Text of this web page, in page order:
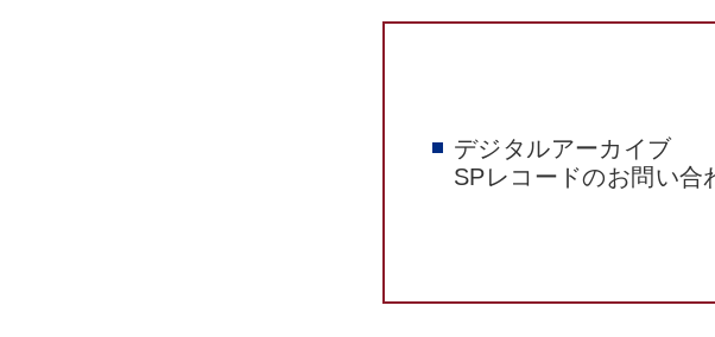
デジタルアーカイブ
SPレコードのお問い合